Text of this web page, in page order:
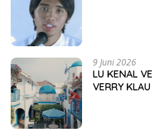
9 Juni 2026
LU KENAL
VERRY KLAU